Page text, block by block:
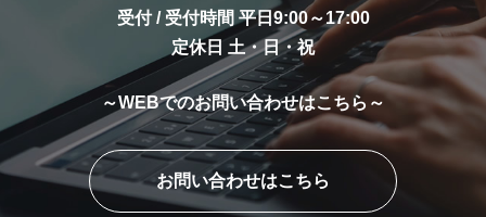
受付 / 受付時間 平日9:00～17:00
定休日 土・日・祝
～WEBでのお問い合わせはこちら～
お問い合わせはこちら